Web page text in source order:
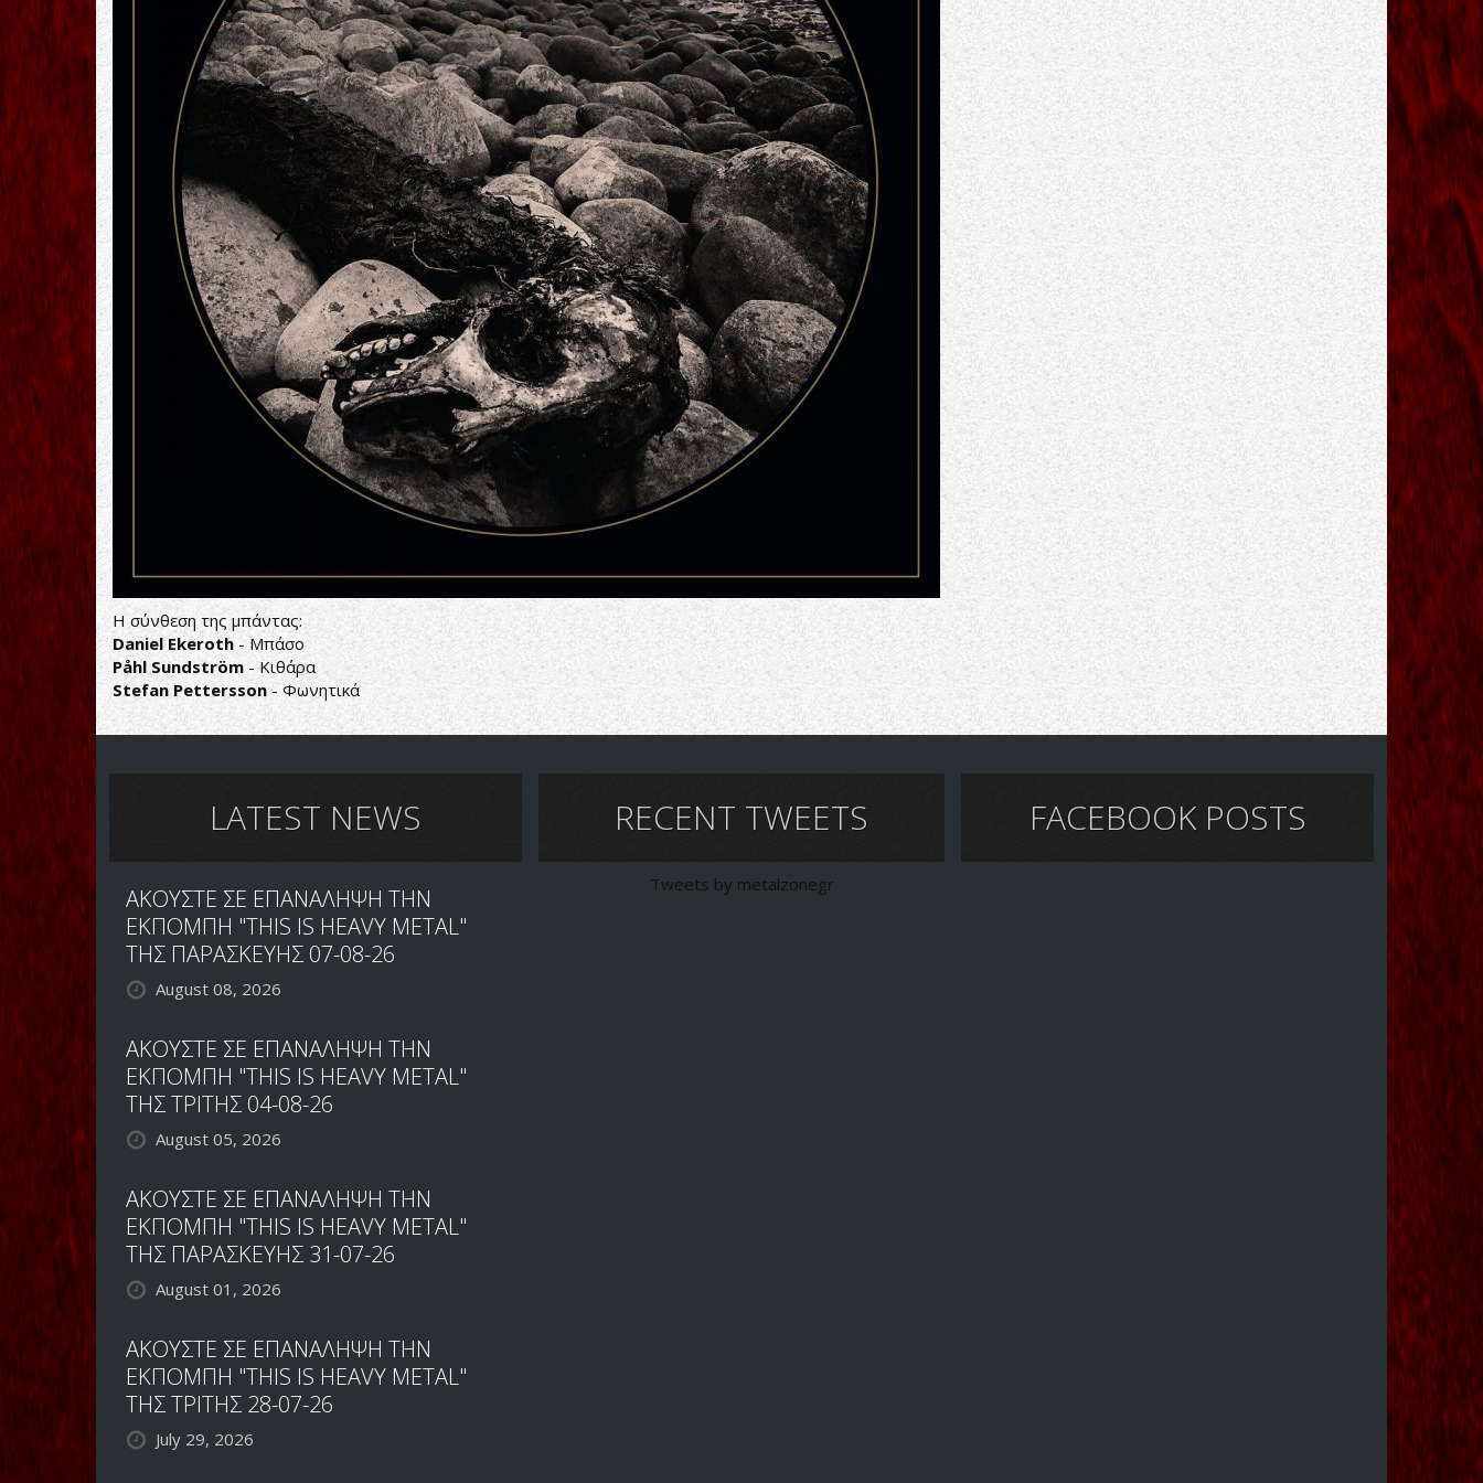
Η σύνθεση της μπάντας:
Daniel Ekeroth - Μπάσο
Påhl Sundström - Κιθάρα
Stefan Pettersson- Φωνητικά
LATEST NEWS
ΑΚΟΥΣΤΕ ΣΕ ΕΠΑΝΑΛΗΨΗ ΤΗΝ
ΕΚΠΟΜΠΗ "THIS IS HEAVY METAL"
ΤΗΣ ΠΑΡΑΣΚΕΥΗΣ 07-08-26
August 08, 2026
ΑΚΟΥΣΤΕ ΣΕ ΕΠΑΝΑΛΗΨΗ ΤΗΝ
ΕΚΠΟΜΠΗ "THIS IS HEAVY METAL"
ΤΗΣ ΤΡΙΤΗΣ 04-08-26
August 05, 2026
ΑΚΟΥΣΤΕ ΣΕ ΕΠΑΝΑΛΗΨΗ ΤΗΝ
ΕΚΠΟΜΠΗ "THIS IS HEAVY METAL"
ΤΗΣ ΠΑΡΑΣΚΕΥΗΣ 31-07-26
August 01, 2026
ΑΚΟΥΣΤΕ ΣΕ ΕΠΑΝΑΛΗΨΗ ΤΗΝ
ΕΚΠΟΜΠΗ "THIS IS HEAVY METAL"
ΤΗΣ ΤΡΙΤΗΣ 28-07-26
July 29, 2026
RECENT TWEETS
Tweets by metalzonegr
FACEBOOK POSTS